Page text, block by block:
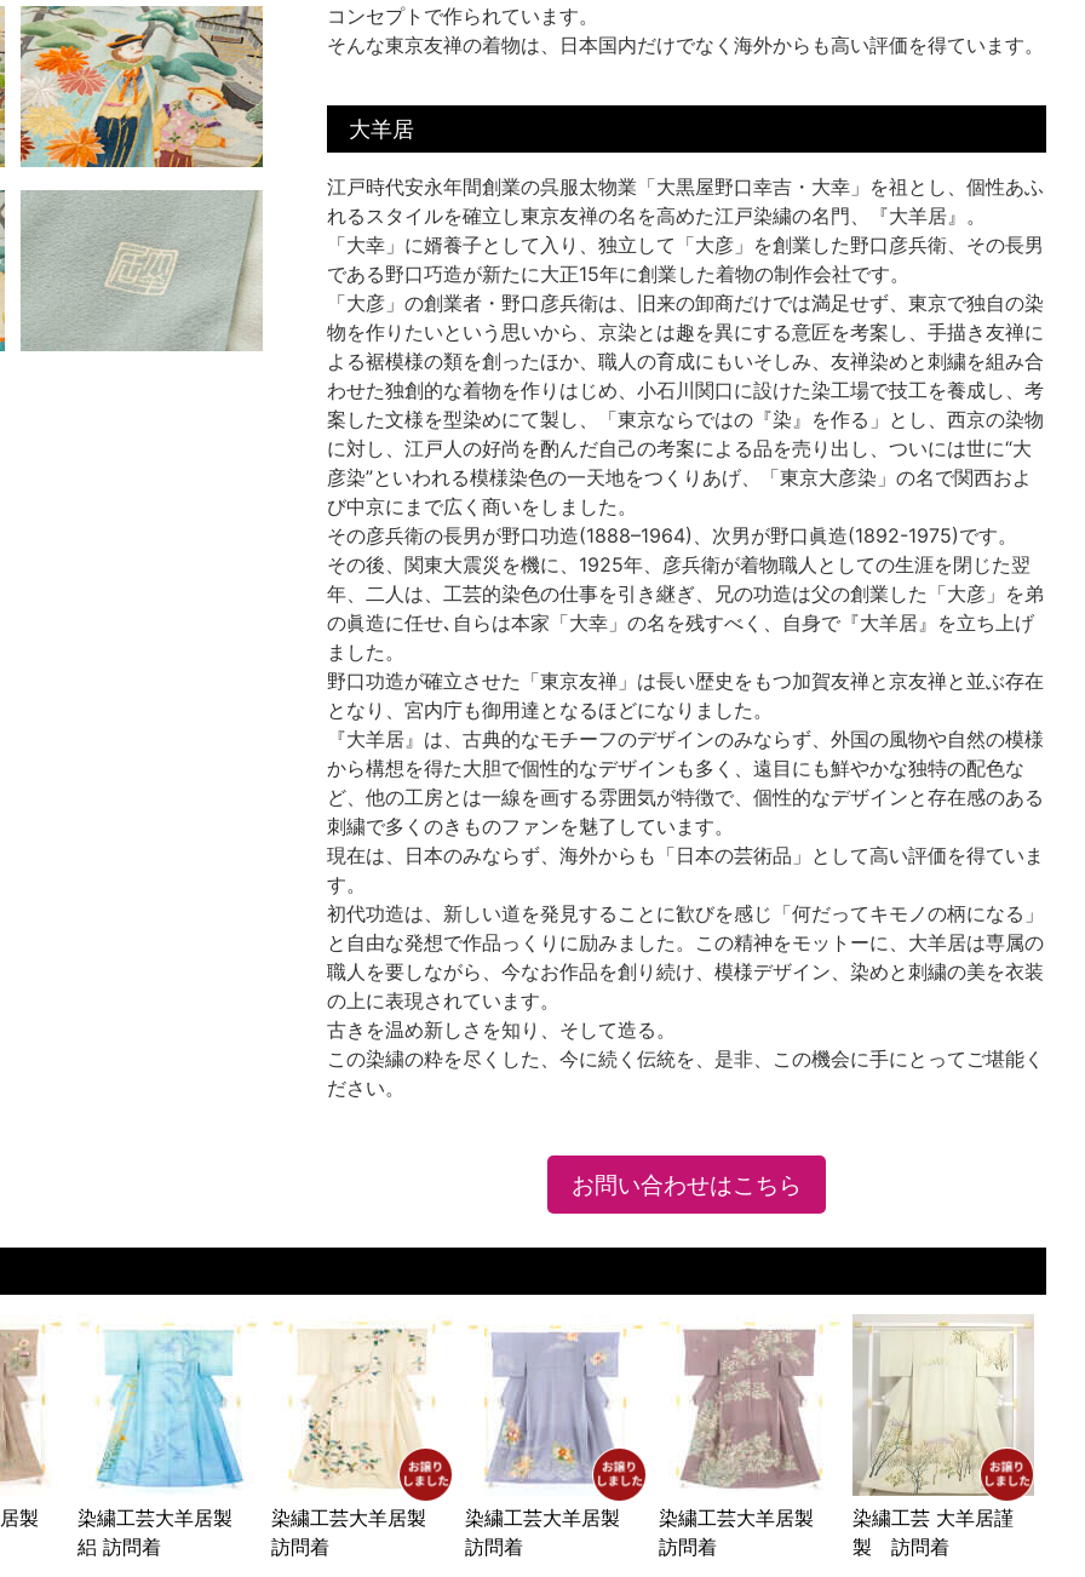
コンセプトで作られています。
そんな東京友禅の着物は、日本国内だけでなく海外からも高い評価を得ています。
大羊居
江戸時代安永年間創業の呉服太物業「大黒屋野口幸吉・大幸」を祖とし、個性あふ
れるスタイルを確立し東京友禅の名を高めた江戸染繍の名門、『大羊居』。
「大幸」に婿養子として入り、独立して「大彦」を創業した野口彦兵衛、その長男
である野口巧造が新たに大正15年に創業した着物の制作会社です。
「大彦」の創業者・野口彦兵衛は、旧来の卸商だけでは満足せず、東京で独自の染
物を作りたいという思いから、京染とは趣を異にする意匠を考案し、手描き友禅に
よる裾模様の類を創ったほか、職人の育成にもいそしみ、友禅染めと刺繍を組み合
わせた独創的な着物を作りはじめ、小石川関口に設けた染工場で技工を養成し、考
案した文様を型染めにて製し、「東京ならではの『染』を作る」とし、西京の染物
に対し、江戸人の好尚を酌んだ自己の考案による品を売り出し、ついには世に“大
彦染”といわれる模様染色の一天地をつくりあげ、「東京大彦染」の名で関西およ
び中京にまで広く商いをしました。
その彦兵衛の長男が野口功造(1888–1964)、次男が野口眞造(1892-1975)です。
その後、関東大震災を機に、1925年、彦兵衛が着物職人としての生涯を閉じた翌
年、二人は、工芸的染色の仕事を引き継ぎ、兄の功造は父の創業した「大彦」を弟
の眞造に任せ､自らは本家「大幸」の名を残すべく、自身で『大羊居』を立ち上げ
ました。
野口功造が確立させた「東京友禅」は長い歴史をもつ加賀友禅と京友禅と並ぶ存在
となり、宮内庁も御用達となるほどになりました。
『大羊居』は、古典的なモチーフのデザインのみならず、外国の風物や自然の模様
から構想を得た大胆で個性的なデザインも多く、遠目にも鮮やかな独特の配色な
ど、他の工房とは一線を画する雰囲気が特徴で、個性的なデザインと存在感のある
刺繍で多くのきものファンを魅了しています。
現在は、日本のみならず、海外からも「日本の芸術品」として高い評価を得ていま
す。
初代功造は、新しい道を発見することに歓びを感じ「何だってキモノの柄になる」
と自由な発想で作品っくりに励みました。この精神をモットーに、大羊居は専属の
職人を要しながら、今なお作品を創り続け、模様デザイン、染めと刺繍の美を衣装
の上に表現されています。
古きを温め新しさを知り、そして造る。
この染繍の粋を尽くした、今に続く伝統を、是非、この機会に手にとってご堪能く
ださい。
お問い合わせはこちら
居製
染繍工芸大羊居製
絽 訪問着
染繍工芸大羊居製
訪問着
染繍工芸大羊居製
訪問着
染繍工芸大羊居製
訪問着
染繍工芸 大羊居謹
製 訪問着